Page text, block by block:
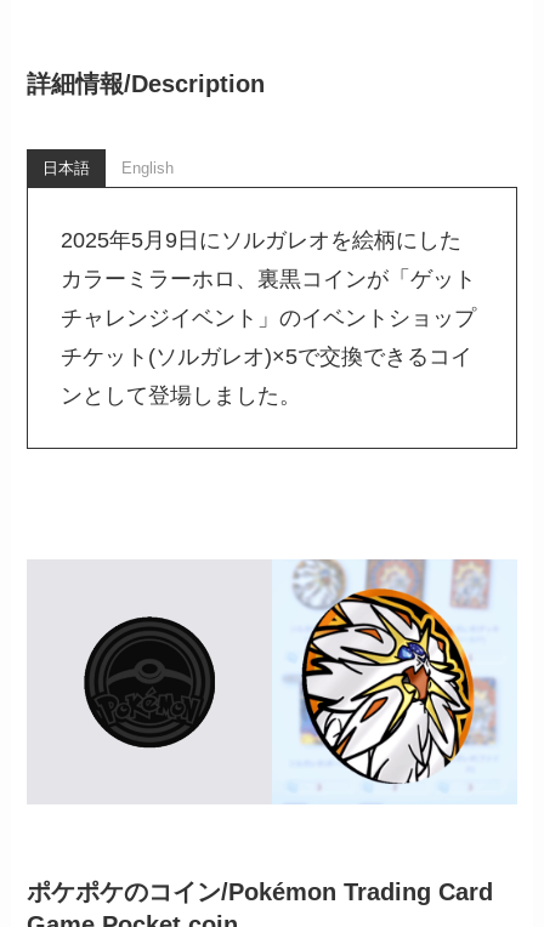
詳細情報/Description
日本語 English
2025年5月9日にソルガレオを絵柄にした
カラーミラーホロ、裏黒コインが「ゲット
チャレンジイベント」のイベントショップ
チケット(ソルガレオ)×5で交換できるコイ
ンとして登場しました。
ポケポケのコイン/Pokémon Trading Card